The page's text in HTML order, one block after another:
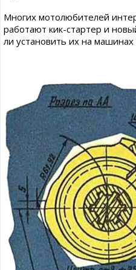
Многих мотолюбителей
работают кик-стартер и
ли установить их на